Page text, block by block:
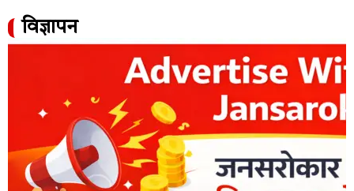
विज्ञापन